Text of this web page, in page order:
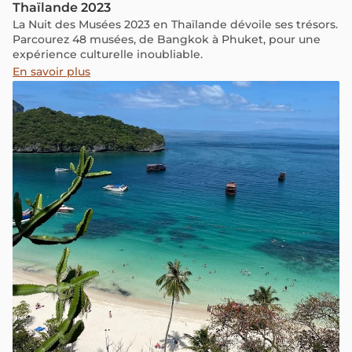
Thaïlande 2023
La Nuit des Musées 2023 en Thaïlande dévoile ses trésors.
Parcourez 48 musées, de Bangkok à Phuket, pour une
expérience culturelle inoubliable.
En savoir plus